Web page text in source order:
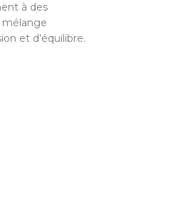
à des
mélange
et d’équilibre.